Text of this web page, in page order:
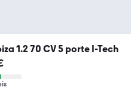
1.2 70 CV 5 porte I-Tech